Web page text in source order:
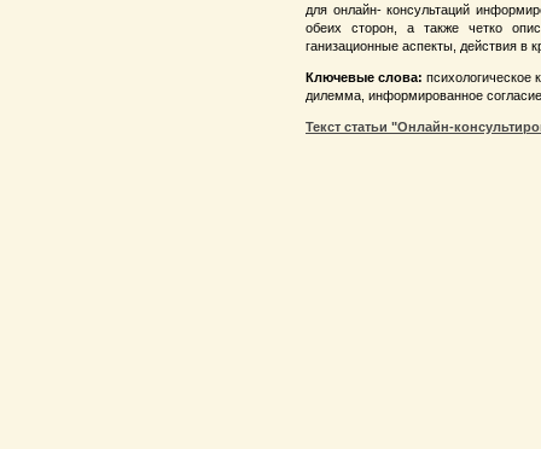
для онлайн- консультаций
обеих сторон, а также четко
ганизационные аспекты, действия в
Ключевые слова: психологическое
дилемма, информированное
Текст статьи "Онлайн-